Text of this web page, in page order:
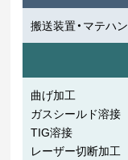
搬送装置・マテハン
曲げ加工
ガスシールド溶接
TIG溶接
レーザー切断加工